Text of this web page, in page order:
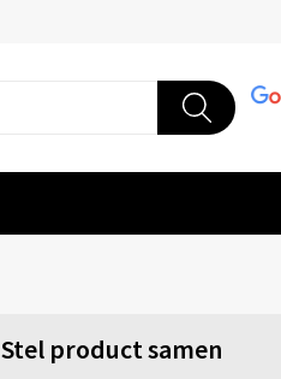
Stel product samen